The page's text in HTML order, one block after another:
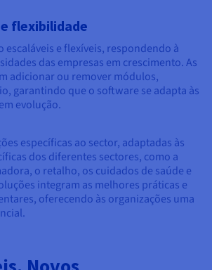
flexibilidade
escaláveis e flexíveis, respondendo à
das empresas em crescimento. As
adicionar ou remover módulos,
garantindo que o software se adapta às
evolução.
específicas ao sector, adaptadas às
dos diferentes sectores, como a
o retalho, os cuidados de saúde e
integram as melhores práticas e
oferecendo às organizações uma